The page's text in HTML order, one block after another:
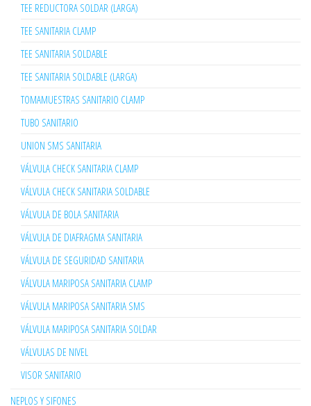
TEE REDUCTORA SOLDAR (LARGA)
TEE SANITARIA CLAMP
TEE SANITARIA SOLDABLE
TEE SANITARIA SOLDABLE (LARGA)
TOMAMUESTRAS SANITARIO CLAMP
TUBO SANITARIO
UNION SMS SANITARIA
VÁLVULA CHECK SANITARIA CLAMP
VÁLVULA CHECK SANITARIA SOLDABLE
VÁLVULA DE BOLA SANITARIA
VÁLVULA DE DIAFRAGMA SANITARIA
VÁLVULA DE SEGURIDAD SANITARIA
VÁLVULA MARIPOSA SANITARIA CLAMP
VÁLVULA MARIPOSA SANITARIA SMS
VÁLVULA MARIPOSA SANITARIA SOLDAR
VÁLVULAS DE NIVEL
VISOR SANITARIO
NEPLOS Y SIFONES